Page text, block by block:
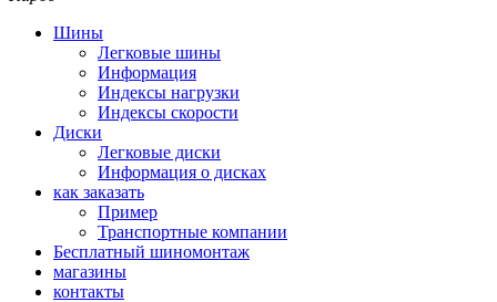
Шины
Легковые шины
Информация
Индексы нагрузки
Индексы скорости
Диски
Легковые диски
Информация о дисках
как заказать
Пример
Транспортные компании
Бесплатный шиномонтаж
магазины
контакты